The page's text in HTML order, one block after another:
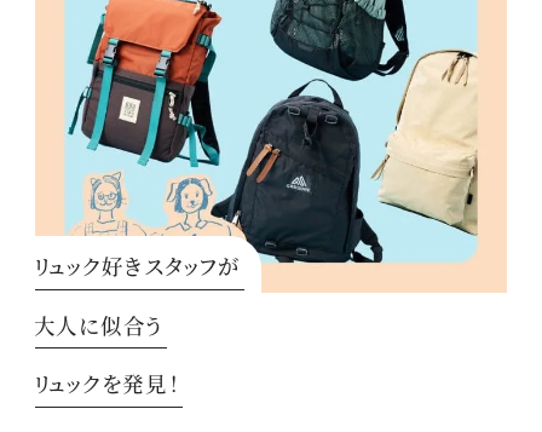
リュック好きスタッフが
大人に似合う
リュックを発見！